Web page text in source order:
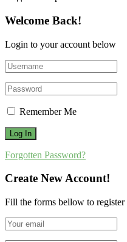
Welcome Back!
Login to your account below
Remember Me
Forgotten Password?
Create New Account!
Fill the forms bellow to register